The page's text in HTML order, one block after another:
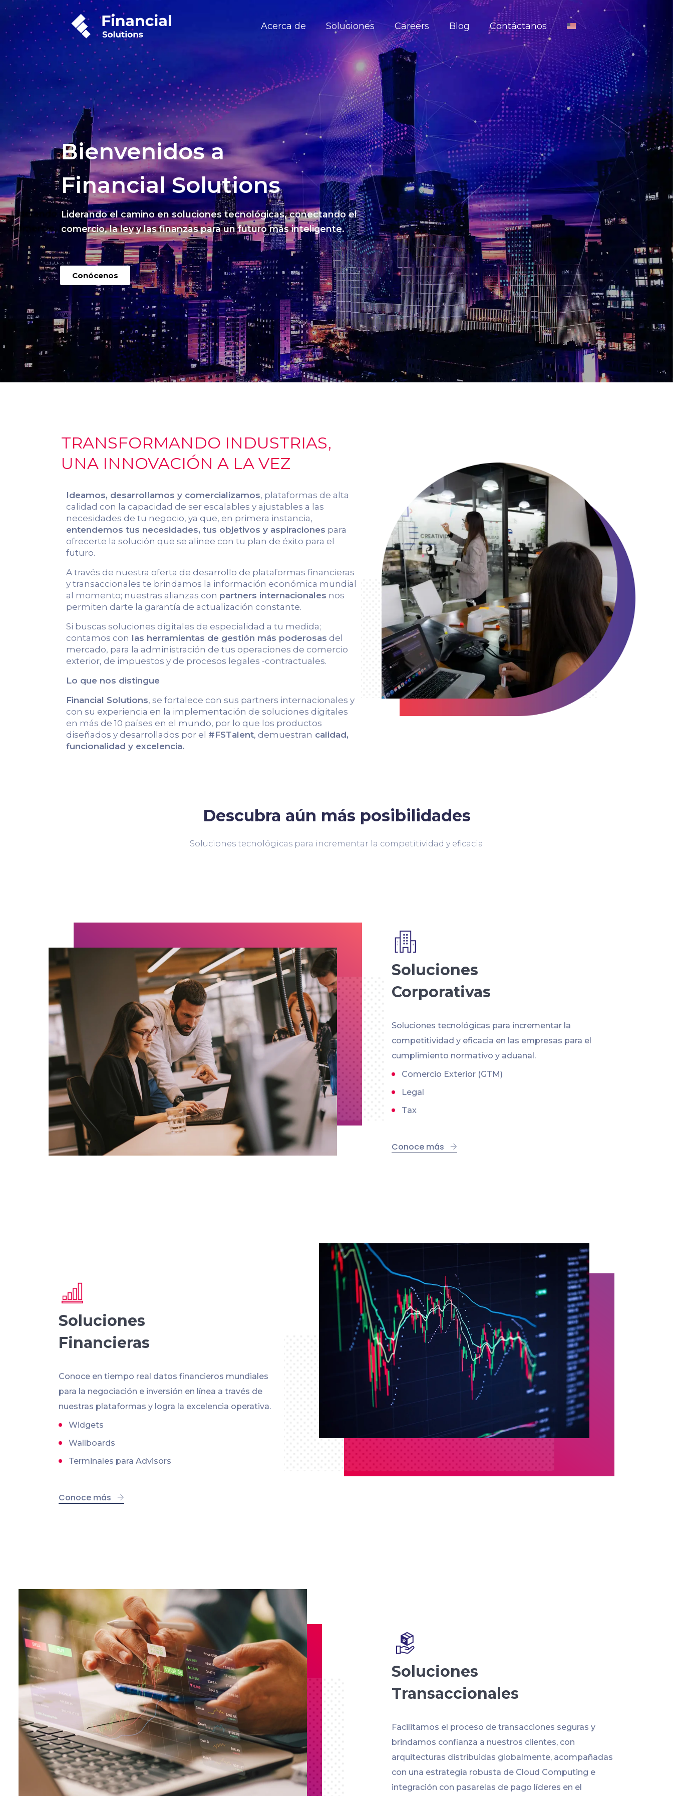
Acerca de Soluciones Careers Blog Contáctanos
Bienvenidos a
Financial Solutions
Liderando el camino en soluciones tecnológicas, conectando el
comercio, la ley y las finanzas para un futuro más inteligente.
Conócenos
TRANSFORMANDO INDUSTRIAS,
UNA INNOVACIÓN A LA VEZ
Ideamos, desarrollamos y comercializamos, plataformas de alta
calidad con la capacidad de ser escalables y ajustables a las
necesidades de tu negocio, ya que, en primera instancia,
entendemos tus necesidades, tus objetivos y aspiraciones para
ofrecerte la solución que se alinee con tu plan de éxito para el
futuro.
A través de nuestra oferta de desarrollo de plataformas financieras
y transaccionales te brindamos la información económica mundial
al momento; nuestras alianzas con partners internacionales nos
permiten darte la garantía de actualización constante.
Si buscas soluciones digitales de especialidad a tu medida;
contamos con las herramientas de gestión más poderosas del
mercado, para la administración de tus operaciones de comercio
exterior, de impuestos y de procesos legales -contractuales.
Lo que nos distingue
Financial Solutions, se fortalece con sus partners internacionales y
con su experiencia en la implementación de soluciones digitales
en más de 10 países en el mundo, por lo que los productos
diseñados y desarrollados por el #FSTalent, demuestran calidad,
funcionalidad y excelencia.
Descubra aún más posibilidades
Soluciones tecnológicas para incrementar la competitividad y eficacia
Soluciones
Corporativas
Soluciones tecnológicas para incrementar la
competitividad y eficacia en las empresas para el
cumplimiento normativo y aduanal.
Comercio Exterior (GTM)
Legal
Tax
Conoce más
Soluciones
Financieras
Conoce en tiempo real datos financieros mundiales
para la negociación e inversión en línea a través de
nuestras plataformas y logra la excelencia operativa.
Widgets
Wallboards
Terminales para Advisors
Conoce más
Soluciones
Transaccionales
Facilitamos el proceso de transacciones seguras y
brindamos confianza a nuestros clientes, con
arquitecturas distribuidas globalmente, acompañadas
con una estrategia robusta de Cloud Computing e
integración con pasarelas de pago líderes en el